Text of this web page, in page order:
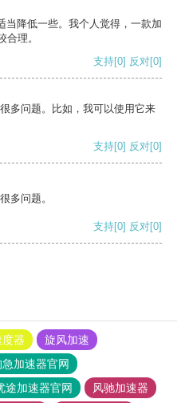
当降低一些。我个人觉得，一款加
理。
支持[0] 反对[0]
多问题。比如，我可以使用它来
支持[0] 反对[0]
多问题。
支持[0] 反对[0]
器
旋风加速
急加速器官网
途加速器官网
风驰加速器